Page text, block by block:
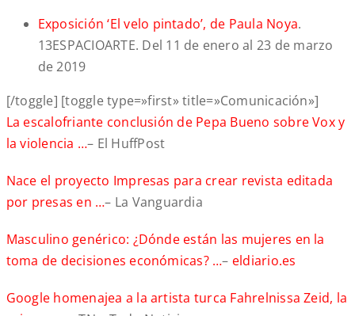
Exposición ‘El velo pintado’, de Paula Noya.
13ESPACIOARTE. Del 11 de enero al 23 de marzo
de 2019
[/toggle] [toggle type=»first» title=»Comunicación»]
La escalofriante conclusión de Pepa Bueno sobre Vox y
la violencia …– El HuffPost
Nace el proyecto Impresas para crear revista editada
por presas en …– La Vanguardia
Masculino genérico: ¿Dónde están las mujeres en la
toma de decisiones económicas? …– eldiario.es
Google homenajea a la artista turca Fahrelnissa Zeid, la